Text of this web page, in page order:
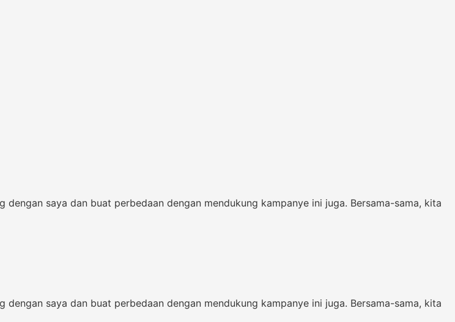
saya dan buat perbedaan dengan mendukung kampanye ini juga. Bersama-sama, kita
saya dan buat perbedaan dengan mendukung kampanye ini juga. Bersama-sama, kita